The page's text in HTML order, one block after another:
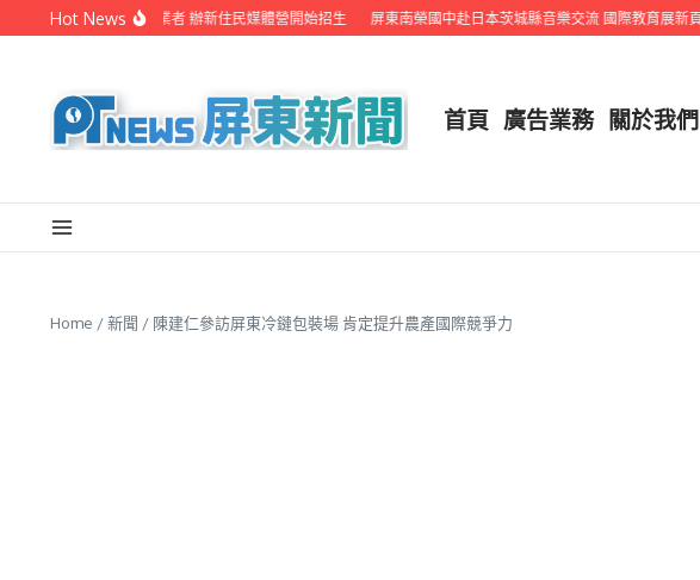
Skip to content
Hot News
屏縣府聯手在地電視業者 辦新住民媒體營開始招生 屏東南榮國中赴日本茨城縣音樂交流 國際教育展新頁
首頁 廣告業務 關於我們
Home /新聞 / 陳建仁參訪屏東冷鏈包裝場 肯定提升農產國際競爭力